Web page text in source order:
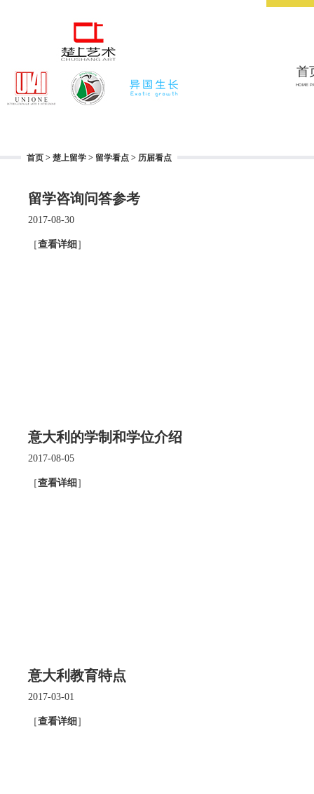
首
HOME
首页 > 楚上留学 > 留学看点 > 历届看点
留学咨询问答参考
2017-08-30
［查看详细 ］
意大利的学制和学位介绍
2017-08-05
［查看详细 ］
意大利教育特点
2017-03-01
［查看详细 ］